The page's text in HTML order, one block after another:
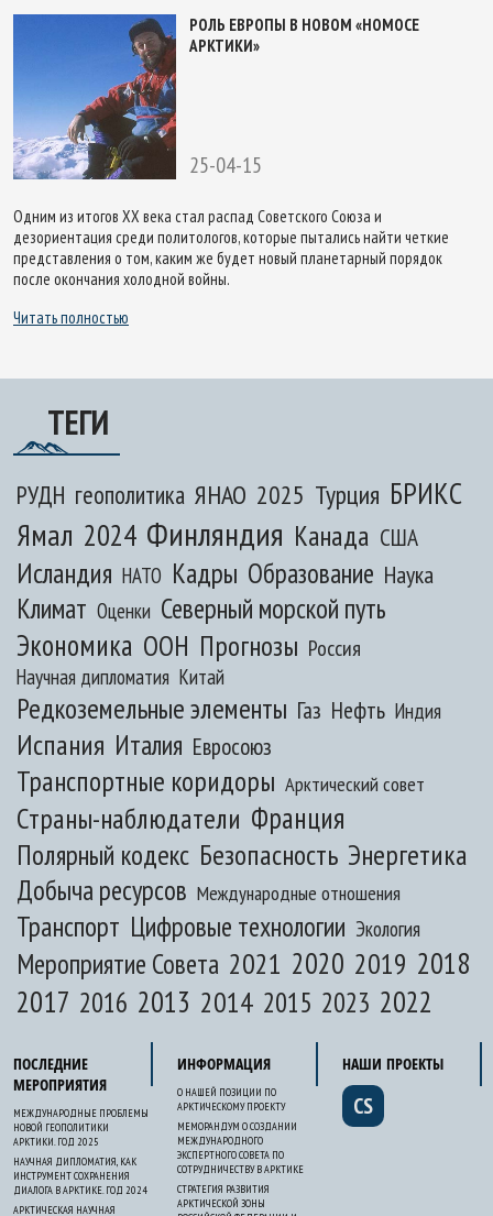
РОЛЬ ЕВРОПЫ В НОВОМ «НОМОСЕ
АРКТИКИ»
25-04-15
Одним из итогов XX века стал распад Советского Союза и
дезориентация среди политологов, которые пытались найти четкие
представления о том, каким же будет новый планетарный порядок
после окончания холодной войны.
Читать полностью
ТЕГИ
РУДН геополитика ЯНАО 2025 Турция БРИКС
Ямал 2024 Финляндия Канада США
Исландия НАТО Кадры Образование Наука
Климат Оценки Северный морской путь
Экономика ООН Прогнозы Россия
Научная дипломатия Китай
Редкоземельные элементы Газ Нефть Индия
Испания Италия Евросоюз
Транспортные коридоры Арктический совет
Страны-наблюдатели Франция
Полярный кодекс Безопасность Энергетика
Добыча ресурсов Международные отношения
Транспорт Цифровые технологии Экология
Мероприятие Совета 2021 2020 2019 2018
2017 2016 2013 2014 2015 2023 2022
ПОСЛЕДНИЕ
МЕРОПРИЯТИЯ
МЕЖДУНАРОДНЫЕ ПРОБЛЕМЫ
НОВОЙ ГЕОПОЛИТИКИ
АРКТИКИ. ГОД 2025
НАУЧНАЯ ДИПЛОМАТИЯ, КАК
ИНСТРУМЕНТ СОХРАНЕНИЯ
ДИАЛОГА В АРКТИКЕ. ГОД 2024
АРКТИЧЕСКАЯ НАУЧНАЯ
ИНФОРМАЦИЯ
О НАШЕЙ ПОЗИЦИИ ПО
АРКТИЧЕСКОМУ ПРОЕКТУ
МЕМОРАНДУМ О СОЗДАНИИ
МЕЖДУНАРОДНОГО
ЭКСПЕРТНОГО СОВЕТА ПО
СОТРУДНИЧЕСТВУ В АРКТИКЕ
СТРАТЕГИЯ РАЗВИТИЯ
АРКТИЧЕСКОЙ ЗОНЫ
НАШИ ПРОЕКТЫ
CS